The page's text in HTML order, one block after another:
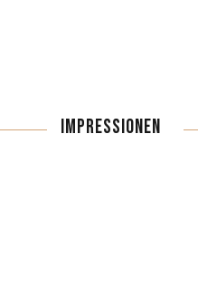
IMPRESSIONEN